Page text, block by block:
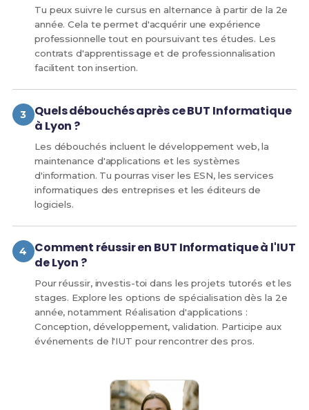
Tu peux suivre le cursus en alternance à partir de la 2e
année. Cela te permet d'acquérir une expérience
professionnelle tout en poursuivant tes études. Les
contrats d'apprentissage et de professionnalisation
facilitent ton insertion.
Quels débouchés après ce BUT Informatique
à Lyon ?
Les débouchés incluent le développement web, la
maintenance d'applications et les systèmes
d'information. Tu pourras viser les ESN, les services
informatiques des entreprises et les éditeurs de
logiciels.
Comment réussir en BUT Informatique à l'IUT
de Lyon ?
Pour réussir, investis-toi dans les projets tutorés et les
stages. Explore les options de spécialisation dès la 2e
année, notamment Réalisation d'applications :
Conception, développement, validation. Participe aux
événements de l'IUT pour rencontrer des pros.